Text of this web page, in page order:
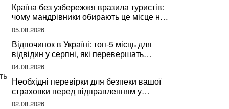
Країна без узбережжя вразила туристів:
чому мандрівники обирають це місце на
відпочинок
05.08.2026
Відпочинок в Україні: топ-5 місць для
відвідин у серпні, які перевершать
закордонні враження
04.08.2026
Необхідні перевірки для безпеки вашої
страховки перед відправленням у
подорож
02.08.2026